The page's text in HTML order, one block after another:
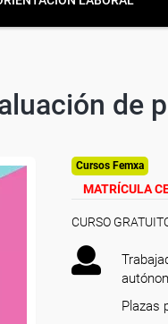
de
Cursos Femxa
MATRÍCULA
CURSO
Plazas